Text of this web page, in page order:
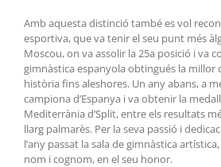
Amb aquesta distinció també es vol
esportiva, que va tenir el seu punt més
Moscou, on va assolir la 25a posició i va
gimnàstica espanyola obtingués la millor
història fins aleshores. Un any abans, a
campiona d’Espanya i va obtenir la
Mediterrània d’Split, entre els resultats
llarg palmarès. Per la seva passió i
l’any passat la sala de gimnàstica
nom i cognom, en el seu honor.